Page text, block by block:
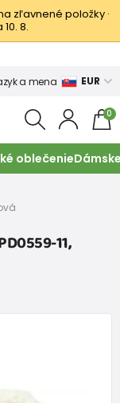
zľavnené položky ·
8.
a mena EUR
0
oblečenie
11,